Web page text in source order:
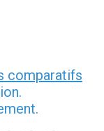
comparatifs